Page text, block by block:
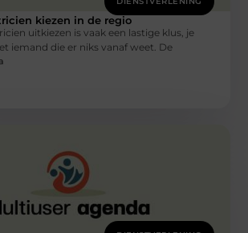
kiezen in de regio
uitkiezen is vaak een lastige klus, je
iemand die er niks vanaf weet. De